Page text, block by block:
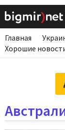
Главная
Хорошие